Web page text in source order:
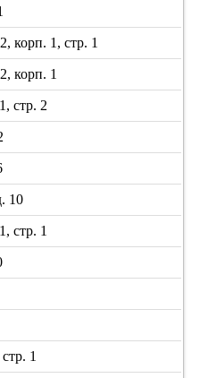
корп. 1, стр. 1
корп. 1
стр. 2
10
стр. 1
1